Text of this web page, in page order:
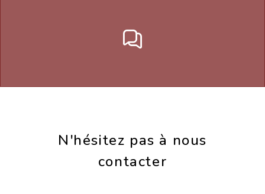
N'hésitez pas à nous
contacter